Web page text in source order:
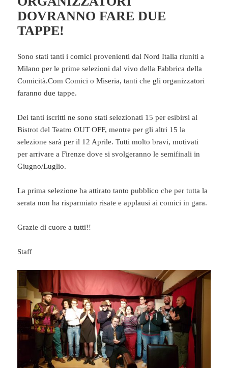
DOVRANNO FARE DUE
TAPPE!
Sono stati tanti i comici provenienti dal Nord Italia riuniti a
Milano per le prime selezioni dal vivo della Fabbrica della
Comicità.Com Comici o Miseria, tanti che gli organizzatori
faranno due tappe.
Dei tanti iscritti ne sono stati selezionati 15 per esibirsi al
Bistrot del Teatro OUT OFF, mentre per gli altri 15 la
selezione sarà per il 12 Aprile. Tutti molto bravi, motivati
per arrivare a Firenze dove si svolgeranno le semifinali in
Giugno/Luglio.
La prima selezione ha attirato tanto pubblico che per tutta la
serata non ha risparmiato risate e applausi ai comici in gara.
Grazie di cuore a tutti!!
Staff